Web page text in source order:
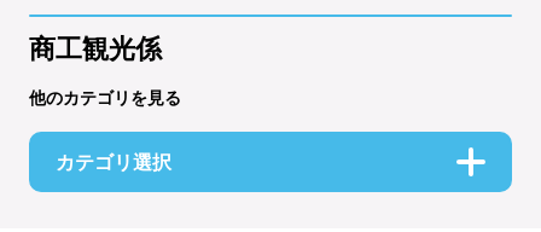
商工観光係
他のカテゴリを見る
カテゴリ選択